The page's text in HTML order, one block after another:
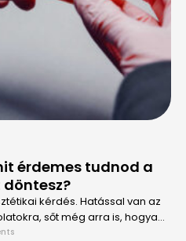
érdemes tudnod a
kérdés. Hatással van az
sőt még arra is, hogyan